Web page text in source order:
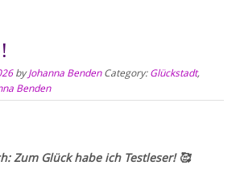
byJohanna BendenCategory: Glückstadt,
Benden
Zum Glück habe ich Testleser! 🥰